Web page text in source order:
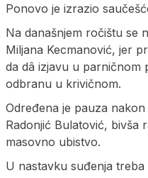
Ponovo je izrazio
Na današnjem ročištu se
Miljana Kecmanović, jer
da dâ izjavu u parničnom
odbranu u krivičnom.
Određena je pauza
Radonjić Bulatović, bivša
masovno ubistvo.
U nastavku suđenja treba